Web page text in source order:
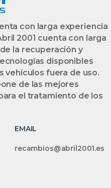
con larga experiencia
2001 cuenta con larga
la recuperación y
disponibles
vehículos fuera de uso.
de las mejores
el tratamiento de los
EMAIL
recambios@abril2001.es